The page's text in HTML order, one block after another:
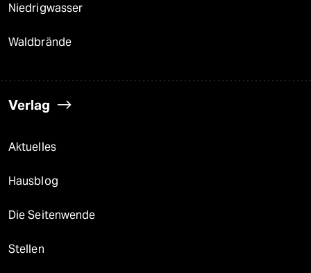
Niedrigwasser
Waldbrände
Verlag
Aktuelles
Hausblog
Die Seitenwende
Stellen